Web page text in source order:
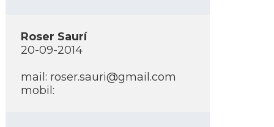
Roser Saurí­
20-09-2014
mail: roser.sauri@gmail.com
mobil: